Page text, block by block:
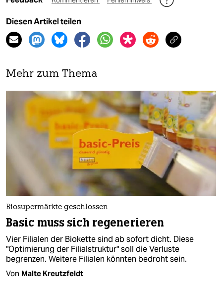
Diesen Artikel teilen
Mehr zum Thema
Biosupermärkte geschlossen
Basic muss sich regenerieren
Vier Filialen der Biokette sind ab sofort dicht. Diese
"Optimierung der Filialstruktur" soll die Verluste
begrenzen. Weitere Filialen könnten bedroht sein.
Von Malte Kreutzfeldt